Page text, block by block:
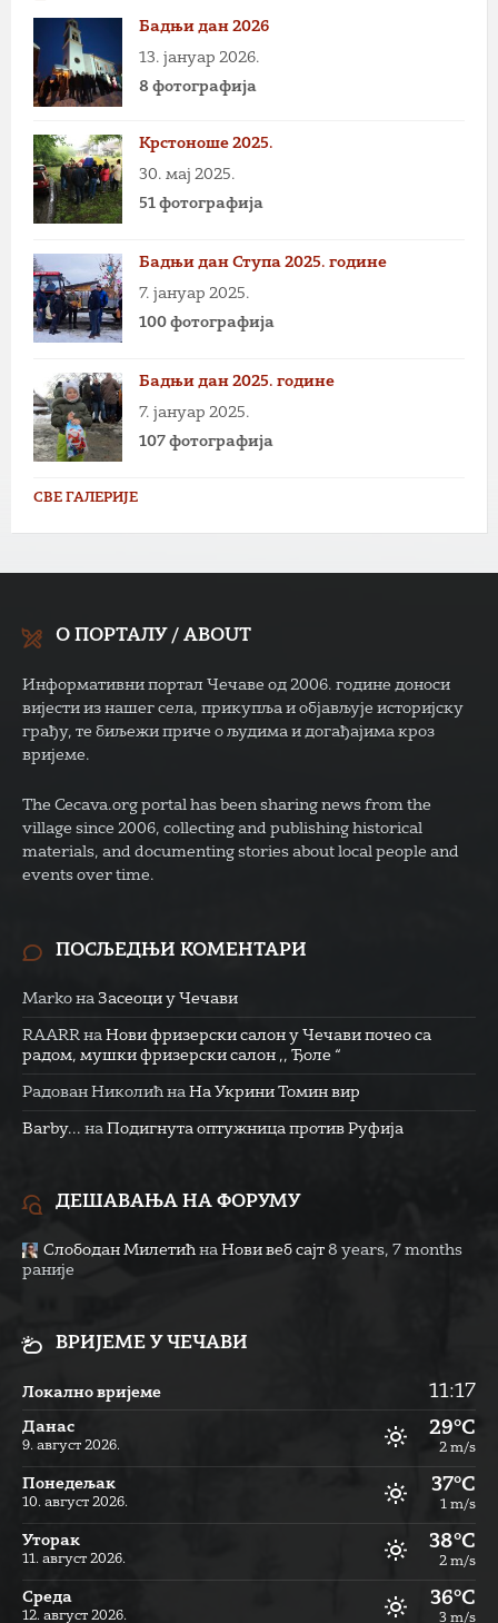
Бадњи дан 2026
13. јануар 2026.
8 фотографија
Крстоноше 2025.
30. мај 2025.
51 фотографија
Бадњи дан Ступа 2025. године
7. јануар 2025.
100 фотографија
Бадњи дан 2025. године
7. јануар 2025.
107 фотографија
СВЕ ГАЛЕРИЈЕ
О ПОРТАЛУ / ABOUT
Информативни портал Чечаве од 2006. године доноси
вијести из нашег села, прикупља и објављује историјску
грађу, те биљежи приче о људима и догађајима кроз
вријеме.
The Cecava.org portal has been sharing news from the
village since 2006, collecting and publishing historical
materials, and documenting stories about local people and
events over time.
ПОСЉЕДЊИ КОМЕНТАРИ
Marko на Засеоци у Чечави
RAARR на Нови фризерски салон у Чечави почео са
радом, мушки фризерски салон ,, Ђоле “
Радован Николић на На Укрини Томин вир
Barby... на Подигнута оптужница против Руфија
ДЕШАВАЊА НА ФОРУМУ
Слободан Милетић на Нови веб сајт 8 years, 7 months
раније
ВРИЈЕМЕ У ЧЕЧАВИ
Локално вријеме 11:17
Данас
9. август 2026.
29°C
2 m/s
Понедељак
10. август 2026.
37°C
1 m/s
Уторак
11. август 2026.
38°C
2 m/s
Cреда
12. август 2026.
36°C
3 m/s